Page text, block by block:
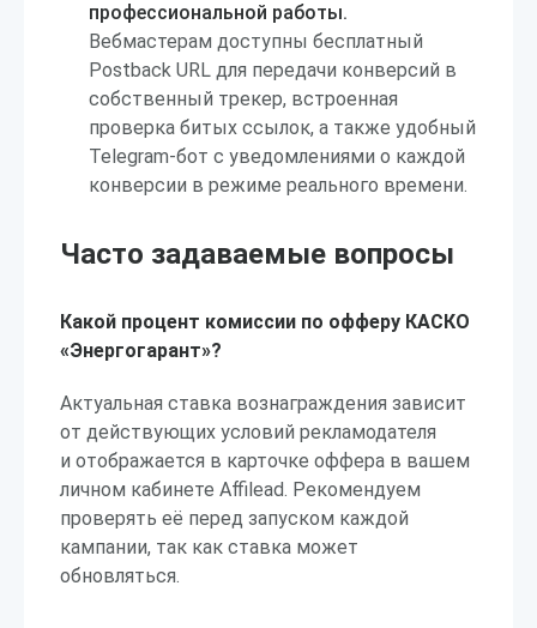
профессиональной работы.
Вебмастерам доступны бесплатный
Postback URL для передачи конверсий в
собственный трекер, встроенная
проверка битых ссылок, а также удобный
Telegram-бот с уведомлениями о каждой
конверсии в режиме реального времени.
Часто задаваемые вопросы
Какой процент комиссии по офферу КАСКО
«Энергогарант»?
Актуальная ставка вознаграждения зависит
от действующих условий рекламодателя
и отображается в карточке оффера в вашем
личном кабинете Affilead. Рекомендуем
проверять её перед запуском каждой
кампании, так как ставка может
обновляться.